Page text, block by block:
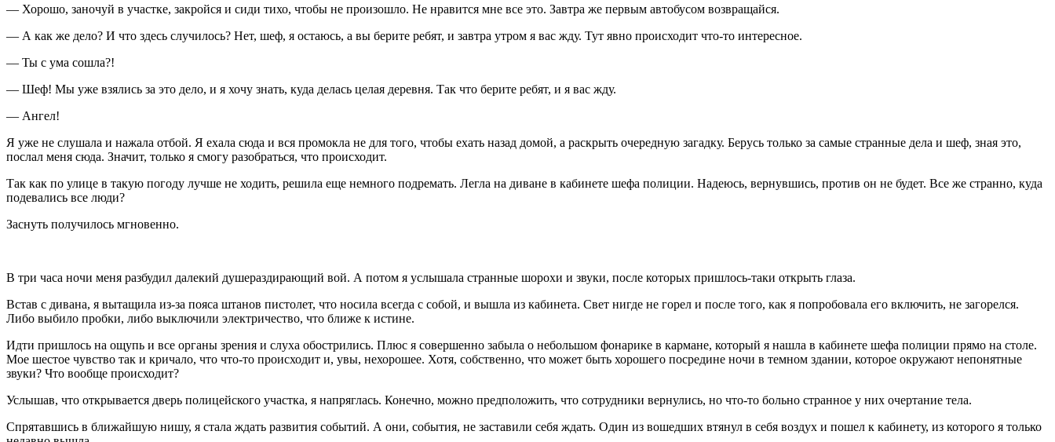
— Хорошо, заночуй в участке, закройся и сиди тихо, чтобы не произошло. Не нравится мне все это. Завтра же первым автобусом возвращайся.
— А как же дело? И что здесь случилось? Нет, шеф, я остаюсь, а вы берите ребят, и завтра утром я вас жду. Тут явно происходит что-то интересное.
— Ты с ума сошла?!
— Шеф! Мы уже взялись за это дело, и я хочу знать, куда делась целая деревня. Так что берите ребят, и я вас жду.
— Ангел!
Я уже не слушала и нажала отбой. Я ехала сюда и вся промокла не для того, чтобы ехать назад домой, а раскрыть очередную загадку. Берусь только за самые странные дела и шеф, зная это,
послал меня сюда. Значит, только я смогу разобраться, что происходит.
Так как по улице в такую погоду лучше не ходить, решила еще немного подремать. Легла на диване в кабинете шефа полиции. Надеюсь, вернувшись, против он не будет. Все же странно, куда
подевались все люди?
Заснуть получилось мгновенно.
В три часа ночи меня разбудил далекий душераздирающий вой. А потом я услышала странные шорохи и звуки, после которых пришлось-таки открыть глаза.
Встав с дивана, я вытащила из-за пояса штанов пистолет, что носила всегда с собой, и вышла из кабинета. Свет нигде не горел и после того, как я попробовала его включить, не загорелся.
Либо выбило пробки, либо выключили электричество, что ближе к истине.
Идти пришлось на ощупь и все органы зрения и слуха обострились. Плюс я совершенно забыла о небольшом фонарике в кармане, который я нашла в кабинете шефа полиции прямо на столе.
Мое шестое чувство так и кричало, что что-то происходит и, увы, нехорошее. Хотя, собственно, что может быть хорошего посредине ночи в темном здании, которое окружают непонятные
звуки? Что вообще происходит?
Услышав, что открывается дверь полицейского участка, я напряглась. Конечно, можно предположить, что сотрудники вернулись, но что-то больно странное у них очертание тела.
Спрятавшись в ближайшую нишу, я стала ждать развития событий. А они, события, не заставили себя ждать. Один из вошедших втянул в себя воздух и пошел к кабинету, из которого я только